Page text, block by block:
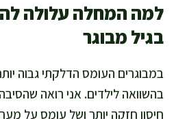
למה המחלה עלולה
בגיל מבוגר
במבוגרים העומס הדלקתי גבוה
בהשוואה לילדים. אני רואה
חיסון חזקה יותר ושל עומס על